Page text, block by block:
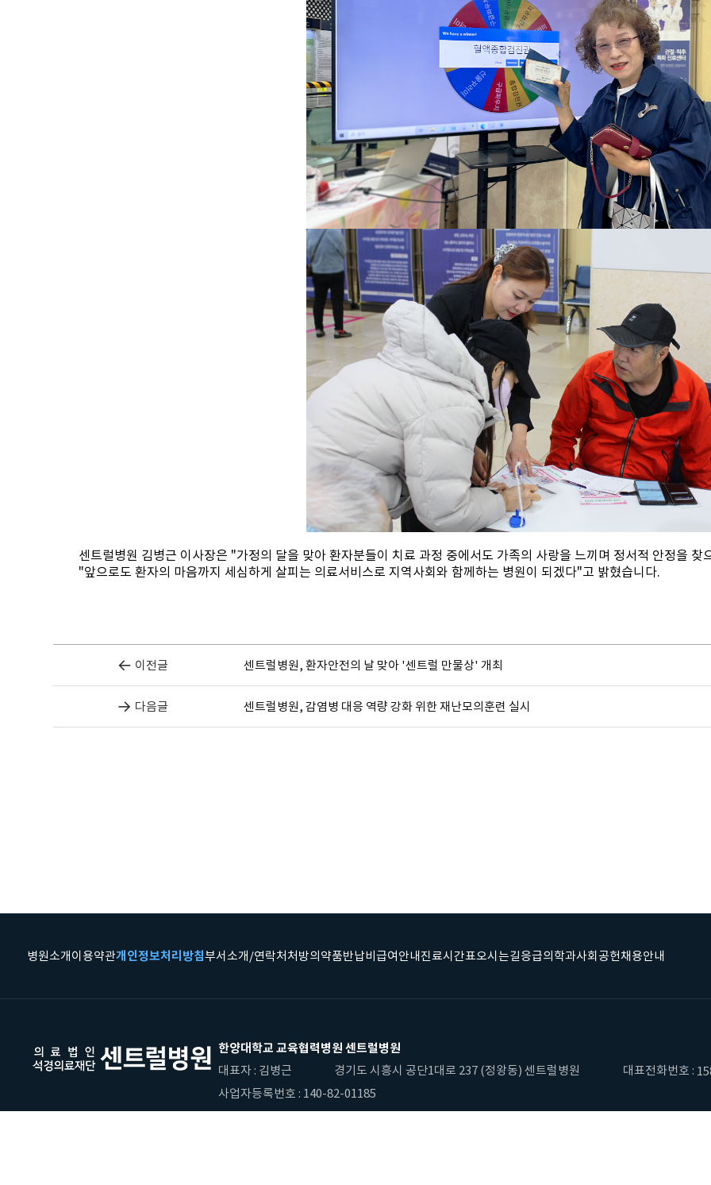
센트럴병원 김병근 이사장은 "가정의 달을 맞아 환자분들이 치료 과정 중에서도 가족의 사랑을 느끼며 정서적 안정을
"앞으로도 환자의 마음까지 세심하게 살피는 의료서비스로 지역사회와 함께하는 병원이 되겠다"고 밝혔습니다.
이전글 센트럴병원, 환자안전의 날 맞아 '센트럴 만물상' 개최
다음글 센트럴병원, 감염병 대응 역량 강화 위한 재난모의훈련 실시
병원소개이용약관개인정보처리방침부서소개/연락처처방의약품반납비급여안내진료시간표오시는길응급의학과사회공헌채용안내
한양대학교 교육협력병원 센트럴병원
대표자 : 김병근
경기도 시흥시 공단1대로 237 (정왕동) 센트럴병원 대표전화번호 :
사업자등록번호 : 140-82-01185